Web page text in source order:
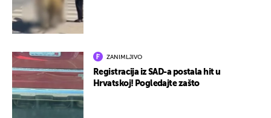
ZANIMLJIVO
Registracija iz SAD-a postala hit u
Hrvatskoj! Pogledajte zašto